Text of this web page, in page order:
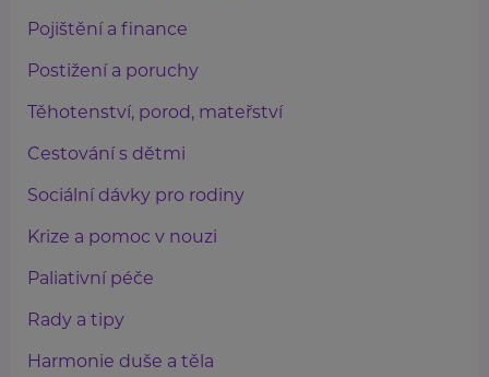
Pojištění a finance
Postižení a poruchy
Těhotenství, porod, mateřství
Cestování s dětmi
Sociální dávky pro rodiny
Krize a pomoc v nouzi
Paliativní péče
Rady a tipy
Harmonie duše a těla